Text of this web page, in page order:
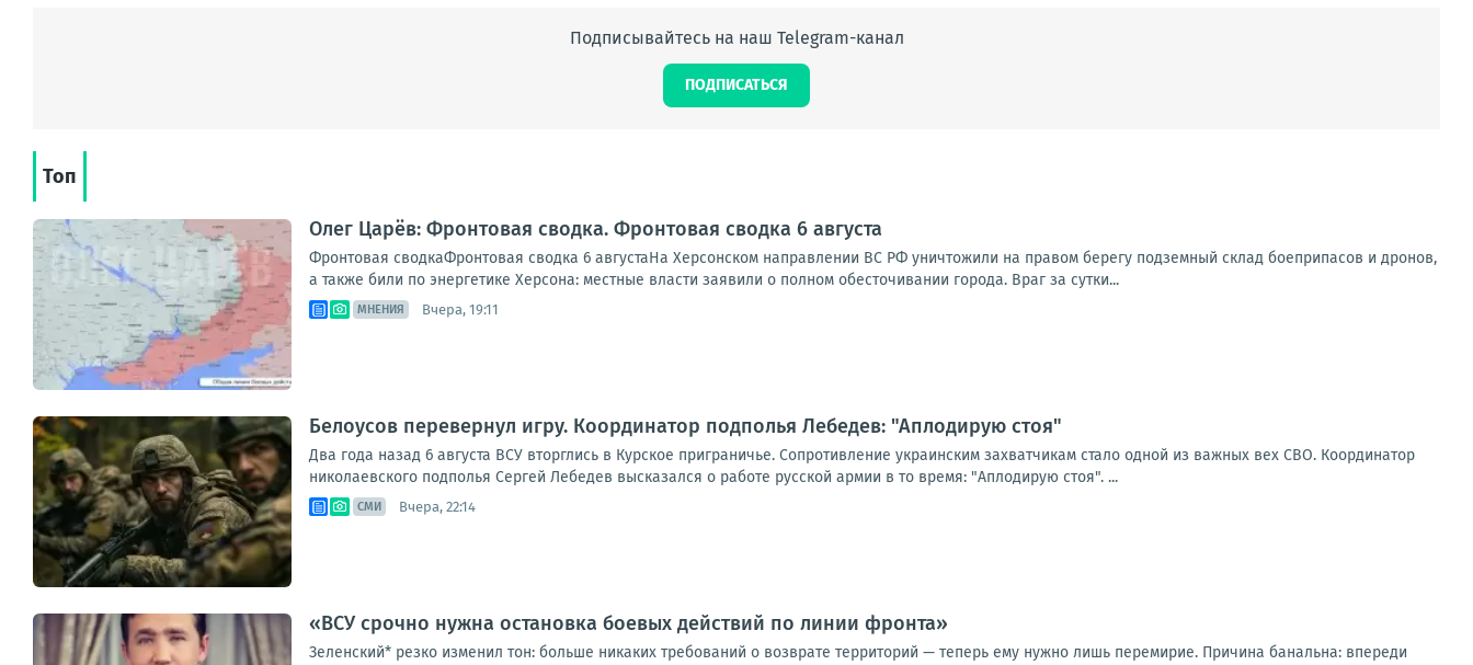
Подписывайтесь на наш Telegram-канал
ПОДПИСАТЬСЯ
Топ
Олег Царёв: Фронтовая сводка. Фронтовая сводка 6 августа
Фронтовая сводкаФронтовая сводка 6 августаНа Херсонском направлении ВС РФ уничтожили на правом берегу подземный склад боеприпасов и дронов,
а также били по энергетике Херсона: местные власти заявили о полном обесточивании города. Враг за сутки...
МНЕНИЯ Вчера, 19:11
Белоусов перевернул игру. Координатор подполья Лебедев: "Аплодирую стоя"
Два года назад 6 августа ВСУ вторглись в Курское приграничье. Сопротивление украинским захватчикам стало одной из важных вех СВО. Координатор
николаевского подполья Сергей Лебедев высказался о работе русской армии в то время: "Аплодирую стоя". ...
СМИ Вчера, 22:14
«ВСУ срочно нужна остановка боевых действий по линии фронта»
Зеленский* резко изменил тон: больше никаких требований о возврате территорий — теперь ему нужно лишь перемирие. Причина банальна: впереди